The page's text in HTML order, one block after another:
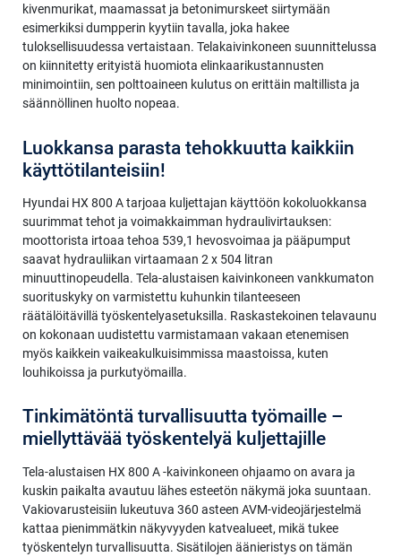
kivenmurikat, maamassat ja betonimurskeet siirtymään
esimerkiksi dumpperin kyytiin tavalla, joka hakee
tuloksellisuudessa vertaistaan. Telakaivinkoneen suunnittelussa
on kiinnitetty erityistä huomiota elinkaarikustannusten
minimointiin, sen polttoaineen kulutus on erittäin maltillista ja
säännöllinen huolto nopeaa.
Luokkansa parasta tehokkuutta kaikkiin
käyttötilanteisiin!
Hyundai HX 800 A tarjoaa kuljettajan käyttöön kokoluokkansa
suurimmat tehot ja voimakkaimman hydraulivirtauksen:
moottorista irtoaa tehoa 539,1 hevosvoimaa ja pääpumput
saavat hydrauliikan virtaamaan 2 x 504 litran
minuuttinopeudella. Tela-alustaisen kaivinkoneen vankkumaton
suorituskyky on varmistettu kuhunkin tilanteeseen
räätälöitävillä työskentelyasetuksilla. Raskastekoinen telavaunu
on kokonaan uudistettu varmistamaan vakaan etenemisen
myös kaikkein vaikeakulkuisimmissa maastoissa, kuten
louhikoissa ja purkutyömailla.
Tinkimätöntä turvallisuutta työmaille –
miellyttävää työskentelyä kuljettajille
Tela-alustaisen HX 800 A -kaivinkoneen ohjaamo on avara ja
kuskin paikalta avautuu lähes esteetön näkymä joka suuntaan.
Vakiovarusteisiin lukeutuva 360 asteen AVM-videojärjestelmä
kattaa pienimmätkin näkyvyyden katvealueet, mikä tukee
työskentelyn turvallisuutta. Sisätilojen äänieristys on tämän